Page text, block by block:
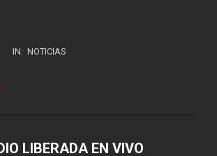
IN: NOTICIAS
LIBERADA EN VIVO